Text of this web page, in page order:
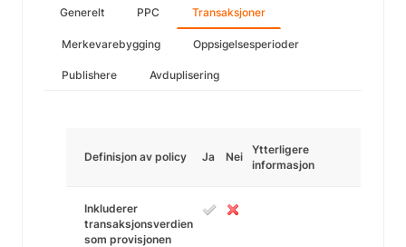
Generelt PPC Transaksjoner
Merkevarebygging Oppsigelsesperioder
Publishere Avduplisering
Definisjon av policy Ja Nei
Ytterligere
informasjon
Inkluderer
transaksjonsverdien
som provisjonen